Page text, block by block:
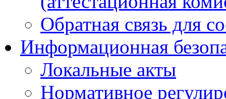
Обратная связь для
Информационная
Локальные акты
Нормативное